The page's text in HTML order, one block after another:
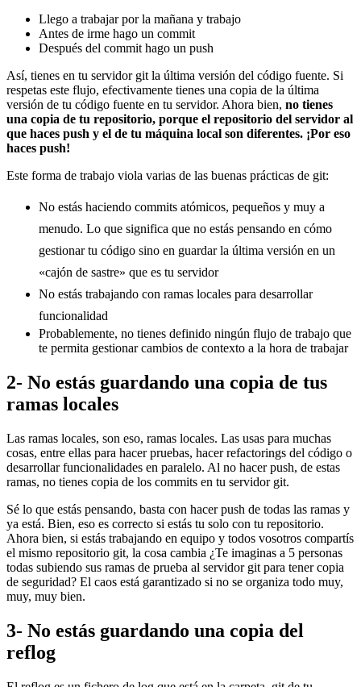
Llego a trabajar por la mañana y trabajo
Antes de irme hago un commit
Después del commit hago un push
Así, tienes en tu servidor git la última versión del código fuente. Si
respetas este flujo, efectivamente tienes una copia de la última
versión de tu código fuente en tu servidor. Ahora bien, no tienes
una copia de tu repositorio, porque el repositorio del servidor al
que haces push y el de tu máquina local son diferentes. ¡Por eso
haces push!
Este forma de trabajo viola varias de las buenas prácticas de git:
No estás haciendo commits atómicos, pequeños y muy a
menudo. Lo que significa que no estás pensando en cómo
gestionar tu código sino en guardar la última versión en un
«cajón de sastre» que es tu servidor
No estás trabajando con ramas locales para desarrollar
funcionalidad
Probablemente, no tienes definido ningún flujo de trabajo que
te permita gestionar cambios de contexto a la hora de trabajar
2- No estás guardando una copia de tus
ramas locales
Las ramas locales, son eso, ramas locales. Las usas para muchas
cosas, entre ellas para hacer pruebas, hacer refactorings del código o
desarrollar funcionalidades en paralelo. Al no hacer push, de estas
ramas, no tienes copia de los commits en tu servidor git.
Sé lo que estás pensando, basta con hacer push de todas las ramas y
ya está. Bien, eso es correcto si estás tu solo con tu repositorio.
Ahora bien, si estás trabajando en equipo y todos vosotros compartís
el mismo repositorio git, la cosa cambia ¿Te imaginas a 5 personas
todas subiendo sus ramas de prueba al servidor git para tener copia
de seguridad? El caos está garantizado si no se organiza todo muy,
muy, muy bien.
3- No estás guardando una copia del
reflog